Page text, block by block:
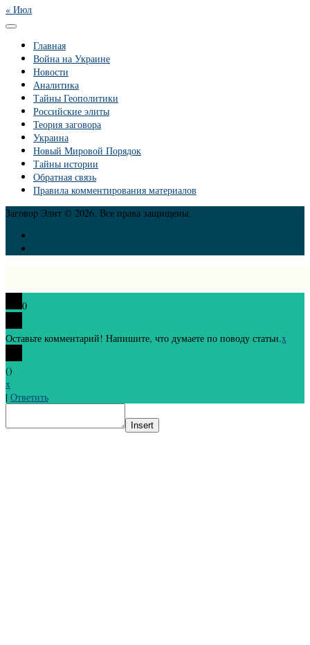
« Июл
Главная
Война на Украине
Новости
Аналитика
Тайны Геополитики
Российские элиты
Теория заговора
Украина
Новый Мировой Порядок
Тайны истории
Обратная связь
Правила комментирования материалов
Заговор Элит © 2026. Все права защищены.
0
Оставьте комментарий! Напишите, что думаете по поводу статьи.x
()
x
| Ответить
Insert